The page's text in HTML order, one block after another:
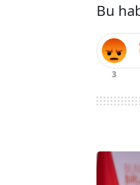
Bu